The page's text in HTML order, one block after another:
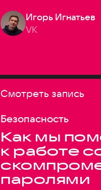
Игорь Игнатьев
VK
Смотреть запись
Безопасность
Как мы
к работе
паролями